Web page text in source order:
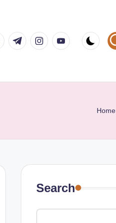
t.me instagram.com
youtube.com
Home
Search